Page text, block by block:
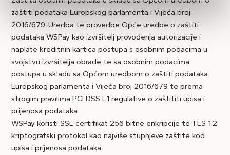
zaštiti podataka Europskog parlamenta i Vijeća broj
2016/679-Uredba te provedbe Opće uredbe o zaštiti
podataka WSPay kao izvršitelj provođenja autorizacije i
naplate kreditnih kartica postupa s osobnim podacima u
svojstvu izvršitelja obrade te sa osobnim podacima
postupa u skladu sa Općom uredbom o zaštiti podataka
Europskog parlamenta i Vijeća broj 2016/679 te prema
strogim pravilima PCI DSS L1 regulative o zaštititi upisa i
prijenosa podataka.
WSPay koristi SSL certifikat 256 bitne enkripcije te TLS 1.2
kriptografski protokol kao najviše stupnjeve zaštite kod
upisa i prijenosa podataka.